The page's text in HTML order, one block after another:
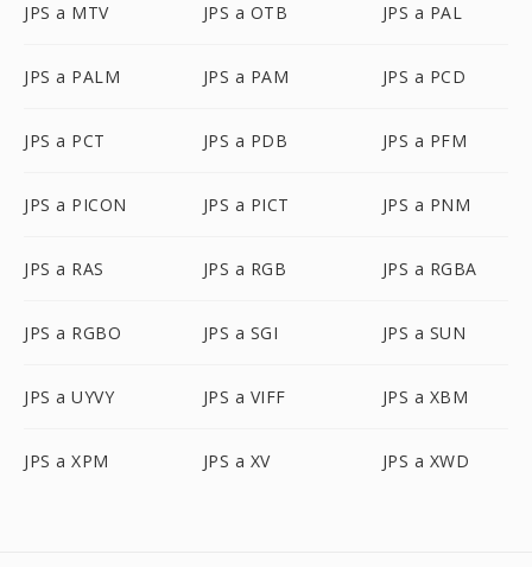
JPS a MTV JPS a OTB JPS a PAL
JPS a PALM JPS a PAM JPS a PCD
JPS a PCT JPS a PDB JPS a PFM
JPS a PICON JPS a PICT JPS a PNM
JPS a RAS JPS a RGB JPS a RGBA
JPS a RGBO JPS a SGI JPS a SUN
JPS a UYVY JPS a VIFF JPS a XBM
JPS a XPM JPS a XV JPS a XWD